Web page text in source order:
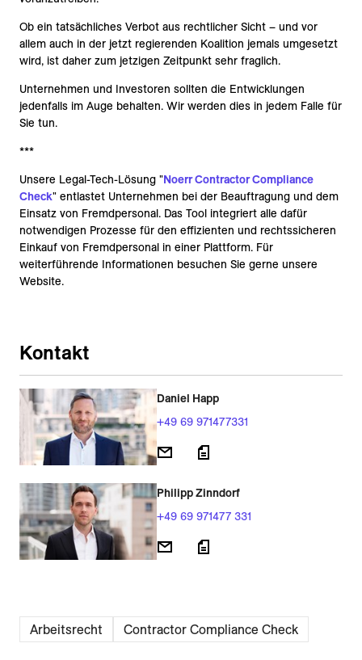
Ob ein tatsächliches Verbot aus rechtlicher Sicht – und vor
allem auch in der jetzt regierenden Koalition jemals umgesetzt
wird, ist daher zum jetzigen Zeitpunkt sehr fraglich.
Unternehmen und Investoren sollten die Entwicklungen
jedenfalls im Auge behalten. Wir werden dies in jedem Falle für
Sie tun.
***
Unsere Legal-Tech-Lösung "Noerr Contractor Compliance
Check" entlastet Unternehmen bei der Beauftragung und dem
Einsatz von Fremdpersonal. Das Tool integriert alle dafür
notwendigen Prozesse für den effizienten und rechtssicheren
Einkauf von Fremdpersonal in einer Plattform. Für
weiterführende Informationen besuchen Sie gerne unsere
Website.
Kontakt
Daniel Happ
+49 69 971477331
Philipp Zinndorf
+49 69 971477 331
Arbeitsrecht Contractor Compliance Check